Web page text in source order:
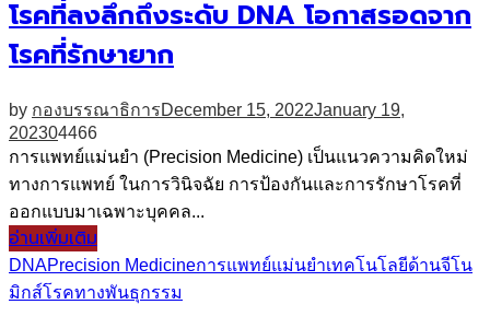
โรคที่ลงลึกถึงระดับ DNA โอกาสรอดจาก
โรคที่รักษายาก
by กองบรรณาธิการDecember 15, 2022January 19,
202304466
การแพทย์แม่นยำ (Precision Medicine) เป็นแนวความคิดใหม่
ทางการแพทย์ ในการวินิจฉัย การป้องกันและการรักษาโรคที่
ออกแบบมาเฉพาะบุคคล...
อ่านเพิ่มเติม
DNAPrecision Medicineการแพทย์แม่นยำเทคโนโลยีด้านจีโน
มิกส์โรคทางพันธุกรรม